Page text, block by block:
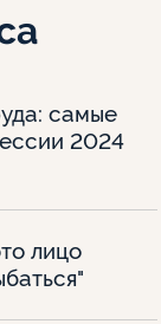
самые
2024
лицо